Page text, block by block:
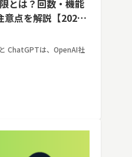
とは？回数・機能
意点を解説【2026
ChatGPTは、OpenAI社